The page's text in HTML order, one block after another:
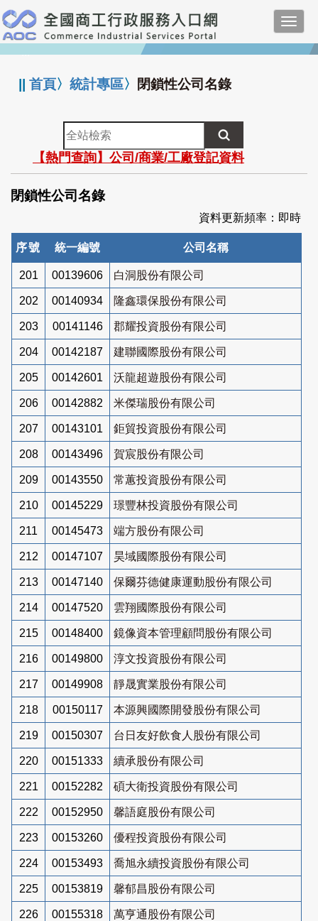
跳
到
主
要
:::
||首頁〉統計專區〉 閉鎖性公司名錄
全
站
檢
索
【熱門查詢】公司/商業/工廠登記資料
閉鎖性公司名錄
資料更新頻率：即時
序號 統一編號 公司名稱
201 00139606 白洞股份有限公司
202 00140934 隆鑫環保股份有限公司
203 00141146 郡耀投資股份有限公司
204 00142187 建聯國際股份有限公司
205 00142601 沃龍超遊股份有限公司
206 00142882 米傑瑞股份有限公司
207 00143101 鉅貿投資股份有限公司
208 00143496 賀宸股份有限公司
209 00143550 常蕙投資股份有限公司
210 00145229 璟豐林投資股份有限公司
211 00145473 端方股份有限公司
212 00147107 昊域國際股份有限公司
213 00147140 保爾芬德健康運動股份有限公司
214 00147520 雲翔國際股份有限公司
215 00148400 鏡像資本管理顧問股份有限公司
216 00149800 淳文投資股份有限公司
217 00149908 靜晟實業股份有限公司
218 00150117 本源興國際開發股份有限公司
219 00150307 台日友好飲食人股份有限公司
220 00151333 續承股份有限公司
221 00152282 碩大衛投資股份有限公司
222 00152950 馨語庭股份有限公司
223 00153260 優程投資股份有限公司
224 00153493 喬旭永續投資股份有限公司
225 00153819 馨郁昌股份有限公司
226 00155318 萬亨通股份有限公司